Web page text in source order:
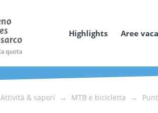
Highlights Aree
Attività & sapori MTB e bicicletta